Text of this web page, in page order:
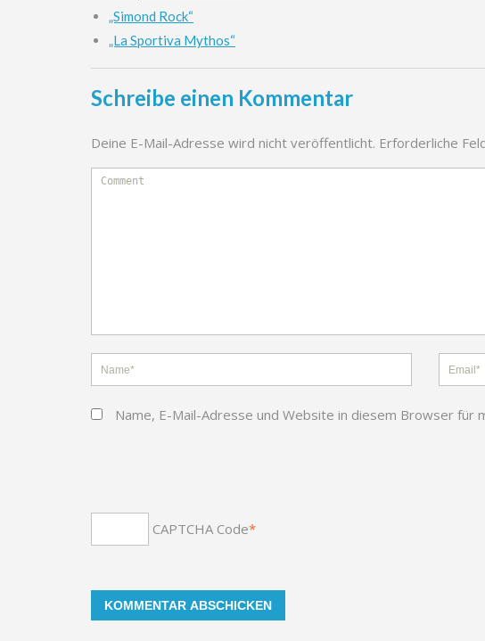
„Simond Rock“
„La Sportiva Mythos“
Schreibe einen Kommentar
Deine E-Mail-Adresse wird nicht veröffentlicht. Erforderliche
Name, E-Mail-Adresse und Website in diesem Browser für
CAPTCHA Code*